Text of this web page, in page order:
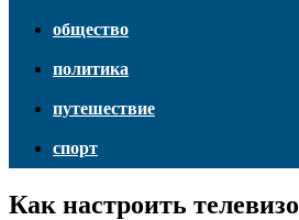
общество
политика
путешествие
спорт
Как настроить